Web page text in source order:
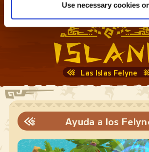
Use necessary cookies
Las Islas Felyne
Ayuda a los